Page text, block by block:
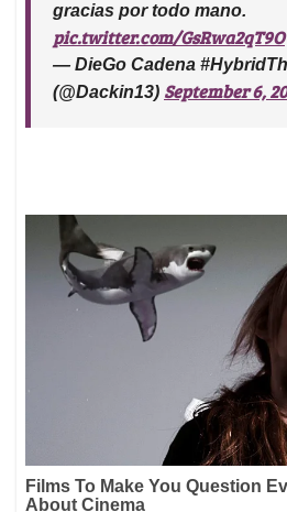
gracias por todo mano.
pic.twitter.com/GsRwa2qT9O
— DieGo Cadena
(@Dackin13) September 6,